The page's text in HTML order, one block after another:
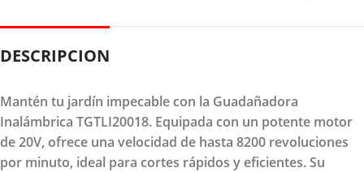
DESCRIPCION
Mantén tu jardín impecable con la Guadañadora
Inalámbrica TGTLI20018. Equipada con un potente motor
de 20V, ofrece una velocidad de hasta 8200 revoluciones
por minuto, ideal para cortes rápidos y eficientes. Su